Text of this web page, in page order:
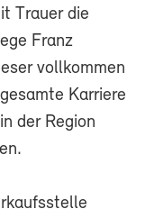
Trauer die
Franz
vollkommen
Karriere
der Region